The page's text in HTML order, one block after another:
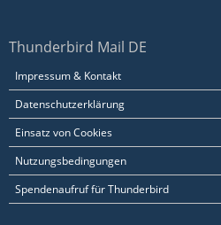
Thunderbird Mail DE
Impressum & Kontakt
Datenschutzerklärung
Einsatz von Cookies
Nutzungsbedingungen
Spendenaufruf für Thunderbird